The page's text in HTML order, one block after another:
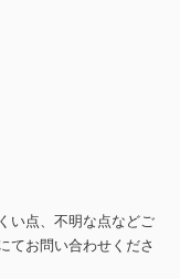
い点、不明な点などご
てお問い合わせくださ